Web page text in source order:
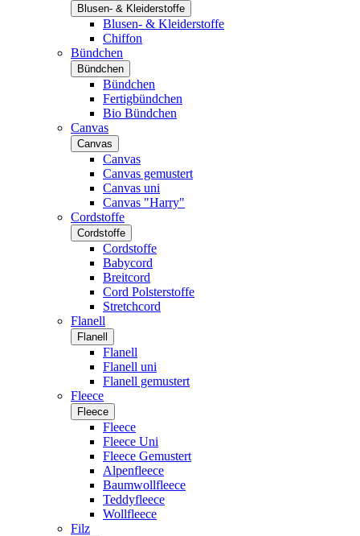
Blusen- & Kleiderstoffe
Blusen- & Kleiderstoffe
Chiffon
Bündchen
Bündchen
Bündchen
Fertigbündchen
Bio Bündchen
Canvas
Canvas
Canvas
Canvas gemustert
Canvas uni
Canvas "Harry"
Cordstoffe
Cordstoffe
Cordstoffe
Babycord
Breitcord
Cord Polsterstoffe
Stretchcord
Flanell
Flanell
Flanell
Flanell uni
Flanell gemustert
Fleece
Fleece
Fleece
Fleece Uni
Fleece Gemustert
Alpenfleece
Baumwollfleece
Teddyfleece
Wollfleece
Filz